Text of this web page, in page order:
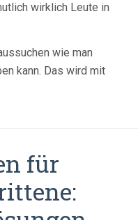
wirklich Leute in
wie man
kann. Das wird mit
für